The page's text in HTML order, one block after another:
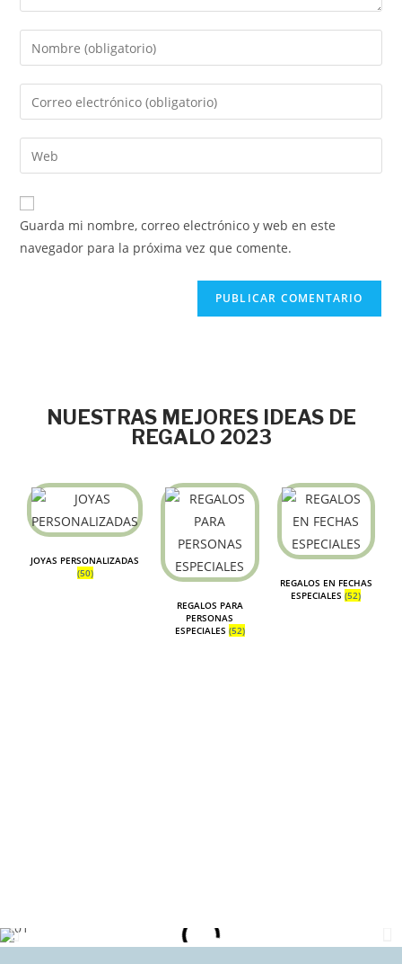
Guarda mi nombre, correo electrónico y web en este
navegador para la próxima vez que comente.
NUESTRAS MEJORES IDEAS DE
REGALO 2023
JOYAS PERSONALIZADAS
(50)
REGALOS PARA
PERSONAS
ESPECIALES (52)
REGALOS EN FECHAS
ESPECIALES(52)